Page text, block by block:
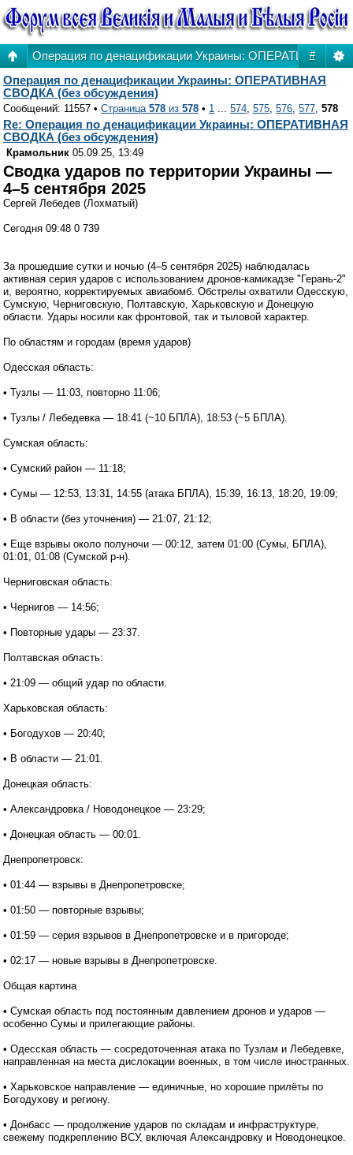
#
Операция по денацификации Украины: ОПЕРАТИВНАЯ
Операция по денацификации Украины: ОПЕРАТИВНАЯ
СВОДКА (без обсуждения)
Сообщений: 11557 • Страница 578 из 578 • 1 574 575 576 577 578
Re: Операция по денацификации Украины: ОПЕРАТИВНАЯ
СВОДКА (без обсуждения)
Крамольник 05.09.25, 13:49
Сводка ударов по территории Украины —
4–5 сентября 2025
Сергей Лебедев (Лохматый)
Сегодня 09:48 0 739
За прошедшие сутки и ночью (4–5 сентября 2025) наблюдалась
активная серия ударов с использованием дронов-камикадзе "Герань-2"
и, вероятно, корректируемых авиабомб. Обстрелы охватили Одесскую,
Сумскую, Черниговскую, Полтавскую, Харьковскую и Донецкую
области. Удары носили как фронтовой, так и тыловой характер.
По областям и городам (время ударов)
Одесская область:
• Тузлы — 11:03, повторно 11:06;
• Тузлы / Лебедевка — 18:41 (~10 БПЛА), 18:53 (~5 БПЛА).
Сумская область:
• Сумский район — 11:18;
• Сумы — 12:53, 13:31, 14:55 (атака БПЛА), 15:39, 16:13, 18:20, 19:09;
• В области (без уточнения) — 21:07, 21:12;
• Еще взрывы около полуночи — 00:12, затем 01:00 (Сумы, БПЛА),
01:01, 01:08 (Сумской р-н).
Черниговская область:
• Чернигов — 14:56;
• Повторные удары — 23:37.
Полтавская область:
• 21:09 — общий удар по области.
Харьковская область:
• Богодухов — 20:40;
• В области — 21:01.
Донецкая область:
• Александровка / Новодонецкое — 23:29;
• Донецкая область — 00:01.
Днепропетровск:
• 01:44 — взрывы в Днепропетровске;
• 01:50 — повторные взрывы;
• 01:59 — серия взрывов в Днепропетровске и в пригороде;
• 02:17 — новые взрывы в Днепропетровске.
Общая картина
• Сумская область под постоянным давлением дронов и ударов —
особенно Сумы и прилегающие районы.
• Одесская область — сосредоточенная атака по Тузлам и Лебедевке,
направленная на места дислокации военных, в том числе иностранных.
• Харьковское направление — единичные, но хорошие прилёты по
Богодухову и региону.
• Донбасс — продолжение ударов по складам и инфраструктуре,
свежему подкреплению ВСУ, включая Александровку и Новодонецкое.